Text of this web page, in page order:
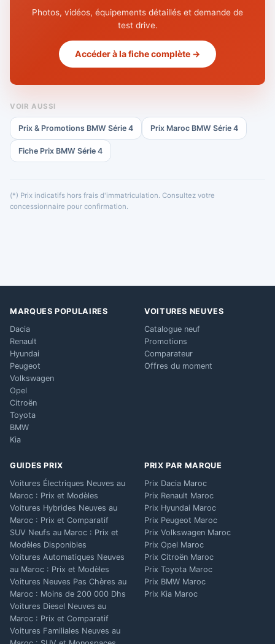
Photos, vidéos, équipements détaillés et demande de
test drive.
Accéder à la fiche complète →
VOIR AUSSI
Prix & Promotions BMW Série 4 Prix Maroc BMW Série 4
Fiche Prix BMW Série 4
(*) Prix indicatifs hors frais d'immatriculation. Consultez votre
concessionnaire pour confirmation.
MARQUES POPULAIRES
Dacia
Renault
Hyundai
Peugeot
Volkswagen
Opel
Citroën
Toyota
BMW
Kia
VOITURES NEUVES
Catalogue neuf
Promotions
Comparateur
Offres du moment
GUIDES PRIX
Voitures Électriques Neuves au
Maroc : Prix et Modèles
Voitures Hybrides Neuves au
Maroc : Prix et Comparatif
SUV Neufs au Maroc : Prix et
Modèles Disponibles
Voitures Automatiques Neuves
au Maroc : Prix et Modèles
Voitures Neuves Pas Chères au
Maroc : Moins de 200 000 Dhs
Voitures Diesel Neuves au
Maroc : Prix et Comparatif
Voitures Familiales Neuves au
PRIX PAR MARQUE
Prix Dacia Maroc
Prix Renault Maroc
Prix Hyundai Maroc
Prix Peugeot Maroc
Prix Volkswagen Maroc
Prix Opel Maroc
Prix Citroën Maroc
Prix Toyota Maroc
Prix BMW Maroc
Prix Kia Maroc